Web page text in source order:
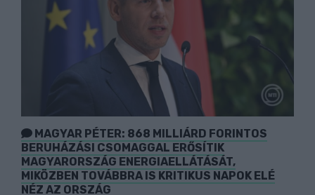
MAGYAR PÉTER: 868 MILLIÁRD FORINTOS
BERUHÁZÁSI CSOMAGGAL ERŐSÍTIK
MAGYARORSZÁG ENERGIAELLÁTÁSÁT,
MIKÖZBEN TOVÁBBRA IS KRITIKUS NAPOK ELÉ
NÉZ AZ ORSZÁG